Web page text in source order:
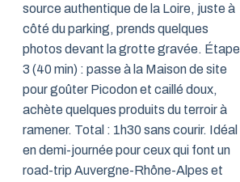
source authentique de la Loire, juste à
côté du parking, prends quelques
photos devant la grotte gravée. Étape
3 (40 min) : passe à la Maison de site
pour goûter Picodon et caillé doux,
achète quelques produits du terroir à
ramener. Total : 1h30 sans courir. Idéal
en demi-journée pour ceux qui font un
road-trip Auvergne-Rhône-Alpes et